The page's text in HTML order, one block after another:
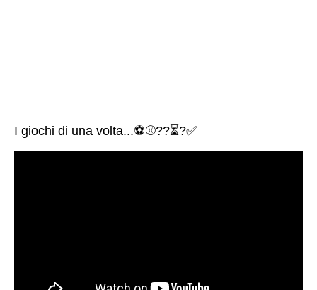
I giochi di una volta...⚽⚾??⏳?✅